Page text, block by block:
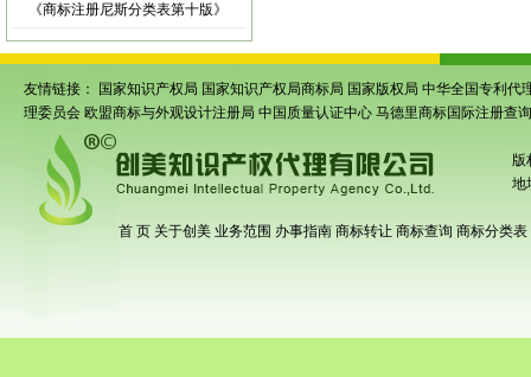
《商标注册尼斯分类表第十版》
友情链接： 国家知识产权局 国家知识产权局商标局 国家版权局 中华全国专利代
理委员会 欧盟商标与外观设计注册局 中国质量认证中心 马德里商标国际注册查询
版
地
首 页 关于创美 业务范围 办事指南 商标转让 商标查询 商标分类表